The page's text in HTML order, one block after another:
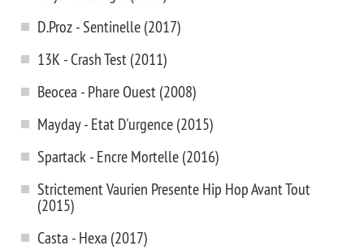
D.Proz - Sentinelle (2017)
13K - Crash Test (2011)
Beocea - Phare Ouest (2008)
Mayday - Etat D'urgence (2015)
Spartack - Encre Mortelle (2016)
Strictement Vaurien Presente Hip Hop Avant Tout
(2015)
Casta - Hexa (2017)